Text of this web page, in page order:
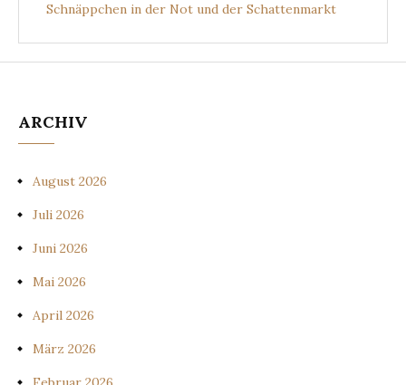
Schnäppchen in der Not und der Schattenmarkt
ARCHIV
August 2026
Juli 2026
Juni 2026
Mai 2026
April 2026
März 2026